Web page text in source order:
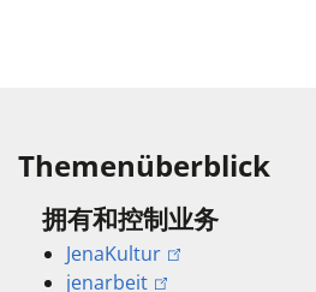
Themenüberblick
拥有和控制业务
JenaKultur
jenarbeit